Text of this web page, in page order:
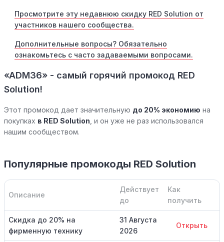
Просмотрите эту недавнюю скидку RED Solution от
участников нашего сообщества.
Дополнительные вопросы? Обязательно
ознакомьтесь с часто задаваемыми вопросами.
«ADM36» - самый горячий промокод RED
Solution!
Этот промокод дает значительную до 20% экономию на
покупках в RED Solution , и он уже не раз использовался
нашим сообществом.
Популярные промокоды RED Solution
Описание
Действует
до
Как
получить
Скидка до 20% на
фирменную технику
31 Августа
2026
Открыть